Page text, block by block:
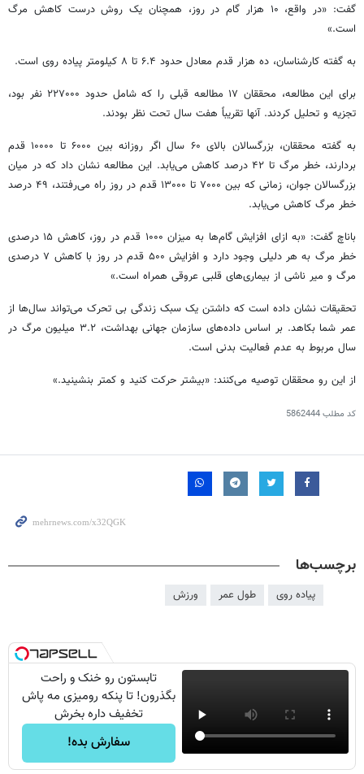
گفت: «در واقع، ۱۰ هزار گام در روز، همچنان یک روش درست کاهش مرگ
است.»
به گفته کارشناسان، ده هزار قدم معادل حدود ۶.۴ تا ۸ کیلومتر پیاده روی است.
برای این مطالعه، محققان ۱۷ مطالعه قبلی را که شامل حدود ۲۲۷۰۰۰ نفر بود،
تجزیه و تحلیل کردند. آنها تقریباً هفت سال تحت نظر بودند.
به گفته محققان، بزرگسالان بالای ۶۰ سال اگر روزانه بین ۶۰۰۰ تا ۱۰۰۰۰ قدم
بردارند، خطر مرگ تا ۴۲ درصد کاهش می‌یابد. این مطالعه نشان داد که در میان
بزرگسالان جوان، زمانی که بین ۷۰۰۰ تا ۱۳۰۰۰ قدم در روز راه می‌رفتند، ۴۹ درصد
خطر مرگ کاهش می‌یابد.
باناچ
گفت: «به ازای افزایش گام‌ها به میزان ۱۰۰۰ قدم در روز، کاهش ۱۵ درصدی
خطر مرگ به هر دلیلی وجود دارد و افزایش ۵۰۰ قدم در روز با کاهش ۷ درصدی
مرگ و میر ناشی از بیماری‌های قلبی عروقی همراه است.»
تحقیقات نشان داده است که داشتن یک سبک زندگی بی تحرک می‌تواند سال‌ها از
عمر شما بکاهد. بر اساس داده‌های سازمان جهانی بهداشت، ۳.۲ میلیون مرگ در
سال مربوط به عدم فعالیت بدنی است.
از این رو محققان توصیه می‌کنند: «بیشتر حرکت کنید و کمتر بنشینید.»
کد مطلب5862444
برچسب‌ها
پیاده روی طول عمر ورزش
تابستون رو خنک و راحت
بگذرون! تا پنکه رومیزی مه پاش
تخفیف داره بخرش
سفارش بده!